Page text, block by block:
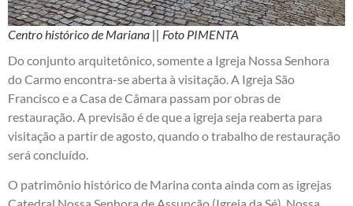
Centro histórico de Mariana || Foto PIMENTA
Do conjunto arquitetônico, somente a Igreja Nossa Senhora
do Carmo encontra-se aberta à visitação. A Igreja São
Francisco e a Casa de Câmara passam por obras de
restauração. A previsão é de que a igreja seja reaberta para
visitação a partir de agosto, quando o trabalho de restauração
será concluído.
O patrimônio histórico de Marina conta ainda com as igrejas